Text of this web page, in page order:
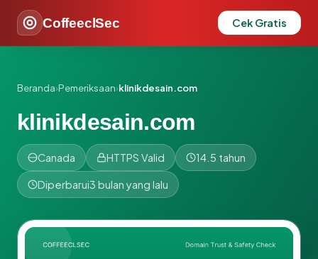
CoffeeclSec Cek Gratis
Beranda›Pemeriksaan›klinikdesain.com
klinikdesain.com
Canada HTTPS Valid 14.5 tahun
Diperbarui3 bulan yang lalu